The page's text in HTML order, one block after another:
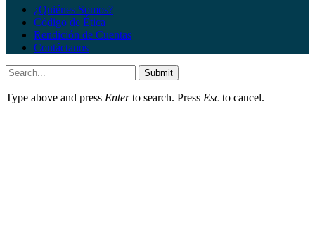
¿Quiénes Somos?
Código de Ética
Rendición de Cuentas
Contáctanos
Submit
Type above and press Enterto search. Press Esc to cancel.